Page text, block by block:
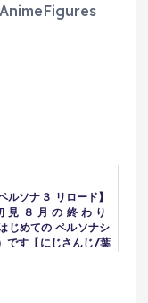
ソナ３ リロード】
見 ８ 月 の 終 わ り
じめての ペルソナシ
です【にじさんじ/葉